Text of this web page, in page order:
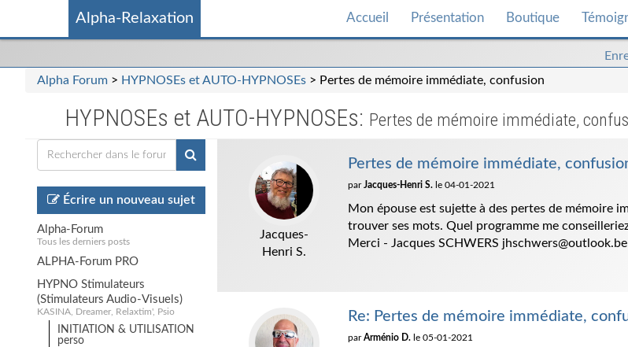
Alpha-Relaxation Accueil Présentation Boutique
Alpha Forum > HYPNOSEs et AUTO-HYPNOSEs > Pertes de mémoire immédiate, confusion
HYPNOSEs et AUTO-HYPNOSEs: Pertes de mémoire immédiate,
Écrire un nouveau sujet
Alpha-Forum
Tous les derniers posts
ALPHA-Forum PRO
HYPNO Stimulateurs
(Stimulateurs Audio-Visuels)
KASINA, Dreamer, Relaxtim', Psio
INITIATION & UTILISATION
perso
Jacques-
Henri S.
Pertes de mémoire immédiate,
parJacques-Henri S. le 04-01-2021
Mon épouse est sujette à des pertes de mémoire
trouver ses mots. Quel programme me
Merci - Jacques SCHWERS
Re: Pertes de mémoire immédiate,
parArménio D. le 05-01-2021